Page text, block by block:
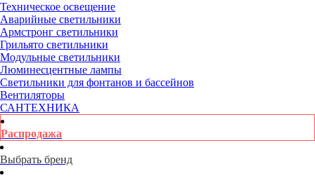
Техническое освещение
Аварийные светильники
Армстронг светильники
Грильято светильники
Модульные светильники
Люминесцентные лампы
Светильники для фонтанов и бассейнов
Вентиляторы
САНТЕХНИКА
Распродажа
Выбрать бренд